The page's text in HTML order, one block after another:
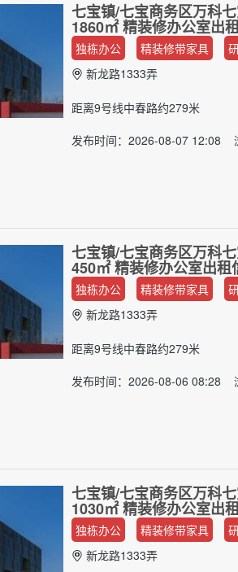
七宝镇/七宝商务区万科
1860㎡ 精装修办公室出
独栋办公
精装修带家具
新龙路1333弄
距离9号线中春路约279米
发布时间：2026-08-07 12:08
七宝镇/七宝商务区万科
450㎡ 精装修办公室出租
独栋办公
精装修带家具
新龙路1333弄
距离9号线中春路约279米
发布时间：2026-08-06 08:28
七宝镇/七宝商务区万科
1030㎡ 精装修办公室出
独栋办公
精装修带家具
新龙路1333弄